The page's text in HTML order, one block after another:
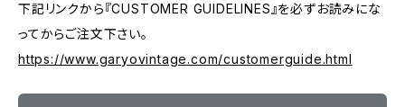
下記リンクから『CUSTOMER GUIDELINES』を必ずお読みにな
ってからご注文下さい。
https://www.garyovintage.com/customerguide.html